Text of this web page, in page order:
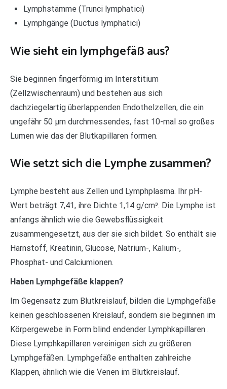
Lymphstämme (Trunci lymphatici)
Lymphgänge (Ductus lymphatici)
Wie sieht ein lymphgefäß aus?
Sie beginnen fingerförmig im Interstitium
(Zellzwischenraum) und bestehen aus sich
dachziegelartig überlappenden Endothelzellen, die ein
ungefähr 50 µm durchmessendes, fast 10-mal so großes
Lumen wie das der Blutkapillaren formen.
Wie setzt sich die Lymphe zusammen?
Lymphe besteht aus Zellen und Lymphplasma. Ihr pH-
Wert beträgt 7,41, ihre Dichte 1,14 g/cm³. Die Lymphe ist
anfangs ähnlich wie die Gewebsflüssigkeit
zusammengesetzt, aus der sie sich bildet. So enthält sie
Harnstoff, Kreatinin, Glucose, Natrium-, Kalium-,
Phosphat- und Calciumionen.
Haben Lymphgefäße klappen?
Im Gegensatz zum Blutkreislauf, bilden die Lymphgefäße
keinen geschlossenen Kreislauf, sondern sie beginnen im
Körpergewebe in Form blind endender Lymphkapillaren .
Diese Lymphkapillaren vereinigen sich zu größeren
Lymphgefäßen. Lymphgefäße enthalten zahlreiche
Klappen, ähnlich wie die Venen im Blutkreislauf.